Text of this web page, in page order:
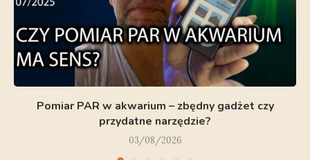
Pomiar PAR w akwarium – zbędny gadżet czy
przydatne narzędzie?
03/08/2026